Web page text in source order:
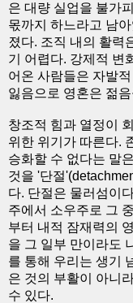
은 대량 실업을 불가
몫까지 하느라고 남
졌다. 조직 내의 활력
기 어렵다. 강제적 변
어온 사람들은 자발
잃음으로 영혼은 젊
창조적 힘과 열정이
위한 위기가 따른다.
승화할 수 없다는 말
것을 '단절
다. 단절은 물러섬이
주에서 소우주로 그
부터 내적 잠재력의
을 그 일부 만이라도
를 통해 우리는 생기
은 것의 부활이 아니
수 있다.